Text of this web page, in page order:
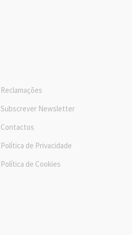
Reclamações
Subscrever Newsletter
Contactos
Política de Privacidade
Política de Cookies